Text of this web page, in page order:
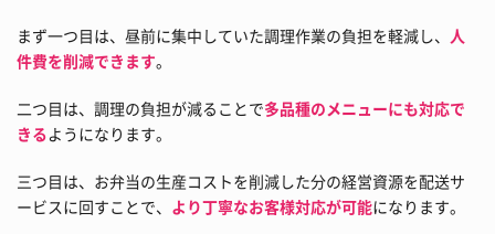
まず一つ目は、昼前に集中していた調理作業の負担を軽減し、 人
件費を削減できます。
二つ目は、調理の負担が減ることで多品種のメニューにも対応で
きるようになります。
三つ目は、お弁当の生産コストを削減した分の経営資源を配送サ
ービスに回すことで、 より丁寧なお客様対応が可能になります。